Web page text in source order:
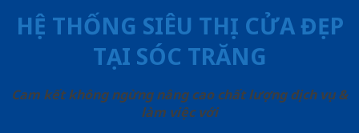
HỆ THỐNG SIÊU THỊ CỬA ĐẸP
TẠI SÓC TRĂNG
Cam kết không ngừng nâng cao chất lượng dịch vụ &
làm việc với